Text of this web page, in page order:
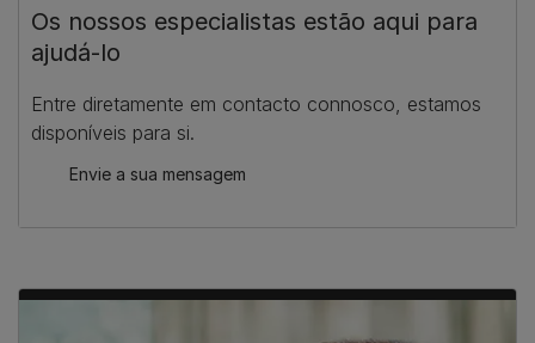
Os nossos especialistas estão aqui para
ajudá-lo
Entre diretamente em contacto connosco, estamos
disponíveis para si.
Envie a sua mensagem